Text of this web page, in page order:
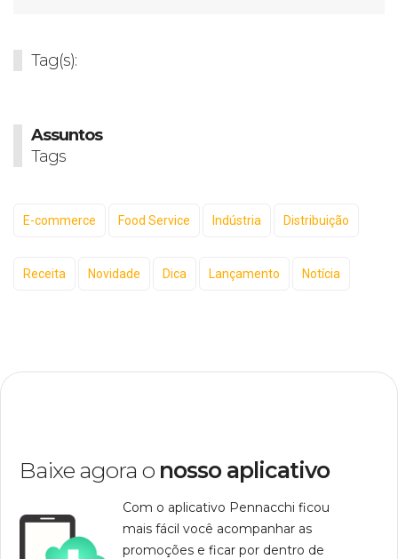
Tag(s):
Assuntos
Tags
E-commerce Food Service Indústria Distribuição
Receita Novidade Dica Lançamento Notícia
Baixe agora o nosso aplicativo
Com o aplicativo Pennacchi ficou
mais fácil você acompanhar as
promoções e ficar por dentro de